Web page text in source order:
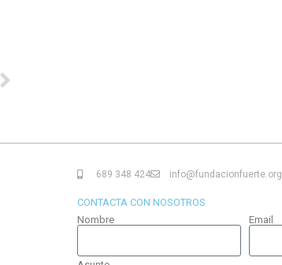
689 348 424 info@fundacionfuerte.org
CONTACTA CON NOSOTROS
Nombre
Email